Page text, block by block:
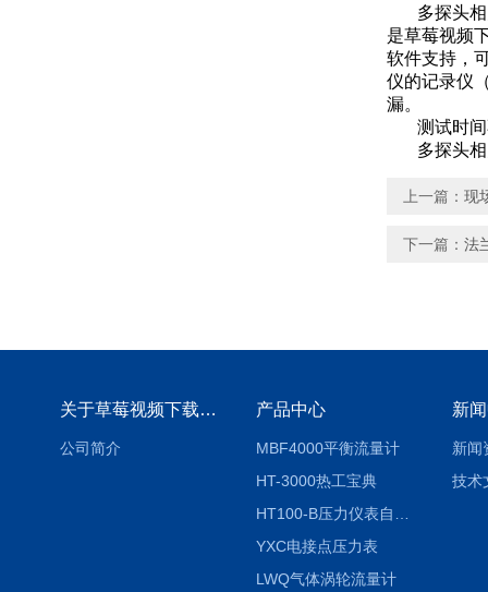
多探头相
是草莓视频
软件支持
仪的记录仪（
漏。
测试时
多探头相
上一篇： 现
下一篇： 法
关于草莓视频下载地址
公司简介
产品中心
MBF4000平衡流量计
HT-3000热工宝典
YXC电接点压力表
LWQ气体涡轮流量计
新
新闻
技术